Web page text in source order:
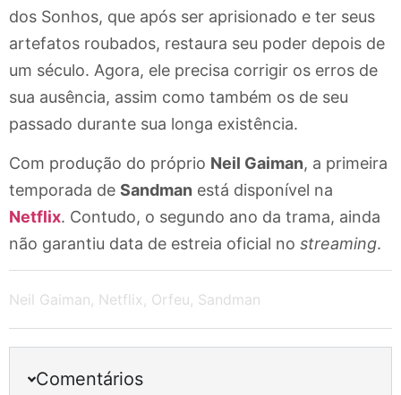
dos Sonhos, que após ser aprisionado e ter seus
artefatos roubados, restaura seu poder depois de
um século. Agora, ele precisa corrigir os erros de
sua ausência, assim como também os de seu
passado durante sua longa existência.
Com produção do próprio Neil Gaiman, a primeira
temporada de Sandman está disponível na
Netflix. Contudo, o segundo ano da trama, ainda
não garantiu data de estreia oficial no streaming.
Neil Gaiman, Netflix , Orfeu, Sandman
Comentários